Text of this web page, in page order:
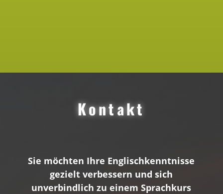
Kontakt
Sie möchten Ihre Englischkenntnisse
gezielt verbessern und sich
unverbindlich zu einem Sprachkurs